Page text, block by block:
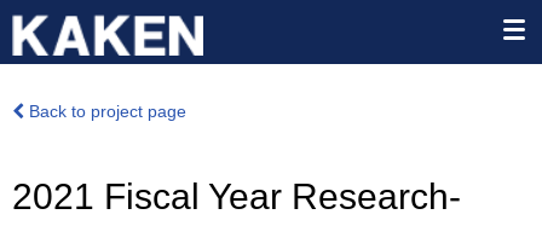
Back to project page
2021 Fiscal Year Research-